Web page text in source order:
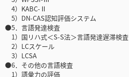
4）KABC-Ⅱ
5）DN-CAS認知評価システム
●5．言語発達検査
1）国リハ式＜S-S法＞言語発達遅滞検査
2）LCスケール
3）LCSA
●6．その他の言語検査
1）語彙力の評価